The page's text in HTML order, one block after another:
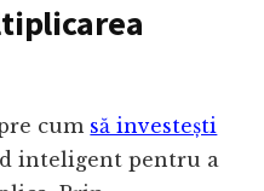
cum să investești
inteligent pentru a